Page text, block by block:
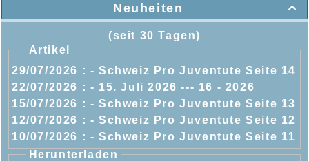

Neuheiten
(seit 30 Tagen)
Artikel
29/07/2026 : - Schweiz Pro Juventute Seite 14
22/07/2026 :
- 15. Juli 2026 --- 16 - 2026
15/07/2026 : - Schweiz Pro Juventute Seite 13
12/07/2026 : - Schweiz Pro Juventute Seite 12
10/07/2026 : - Schweiz Pro Juventute Seite 11
Herunterladen